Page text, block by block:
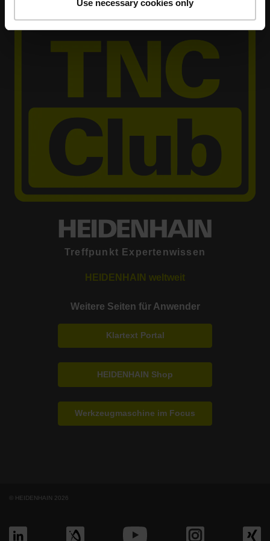
Use necessary cookies only
Treffpunkt Expertenwissen
HEIDENHAIN weltweit
Weitere Seiten für Anwender
Klartext Portal
HEIDENHAIN Shop
Werkzeugmaschine im Focus
© HEIDENHAIN 2026